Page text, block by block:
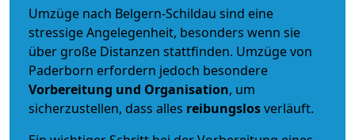
Umzüge nach Belgern-Schildau sind eine
stressige Angelegenheit, besonders wenn sie
über große Distanzen stattfinden. Umzüge von
Paderborn erfordern jedoch besondere
Vorbereitung und Organisation, um
sicherzustellen, dass alles reibungslosverläuft.